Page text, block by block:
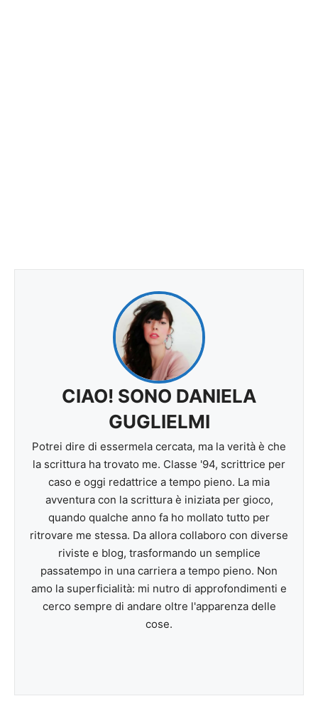
CIAO! SONO DANIELA
GUGLIELMI
Potrei dire di essermela cercata, ma la verità è che
la scrittura ha trovato me. Classe '94, scrittrice per
caso e oggi redattrice a tempo pieno. La mia
avventura con la scrittura è iniziata per gioco,
quando qualche anno fa ho mollato tutto per
ritrovare me stessa. Da allora collaboro con diverse
riviste e blog, trasformando un semplice
passatempo in una carriera a tempo pieno. Non
amo la superficialità: mi nutro di approfondimenti e
cerco sempre di andare oltre l'apparenza delle
cose.